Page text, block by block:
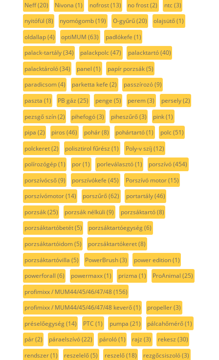
Neff(20) Nivona (1) nofrost(13) no frost(2) ntc(3)
nyitófül (8) nyomógomb(19) O-gyűrű(20) olajsütő(1)
oldallap(4) optiMUM (63) padlókefe (1)
palack-tartály(34) palackpolc(47) palacktartó(40)
palacktároló(34) panel (1) papír porzsák(5)
paradicsom(4) parketta kefe (2) passzírozó(9)
paszta (1) PB gáz (25) penge (5) perem(3) persely(2)
pezsgő szín(2) pihefogó(3) piheszűrő(3) pink(1)
pipa (2) piros (46) pohár(8) pohártartó(1) polc(51)
polckeret(2) polisztirol fűrész (1) Poly-v szíj (12)
polírozógép(1) por(1) porleválasztó(1) porszívó(454)
porszívócső(9) porszívókefe (45) Porszívó motor(15)
porszívómotor(14) porszűrő(62) portartály(46)
porzsák(25) porzsák nélküli (9) porzsáktartó(8)
porzsáktartóbetét(5) porzsáktartóegység(6)
porzsáktartóidom(5) porzsáktartókeret(8)
porzsáktartóvilla (5) PowerBrush(3) power edition(1)
powerforall (6) powermaxx(1) prizma (1) ProAnimal (25)
profimixx / MUM44/45/46/47/48(156)
profimixx / MUM44/45/46/47/48 keverő(1) propeller(3)
préselőegység(14) PTC (1) pumpa (21) pálcahőmérő(1)
pár(2) páraelszívó(22) pároló(1) rajz (3) rekesz (30)
rendszer(1) reszelelő(5) reszelő(18) rezgőcsiszoló(3)